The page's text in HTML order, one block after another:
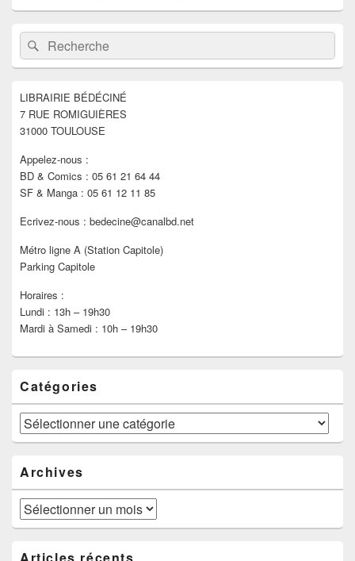
Zone
principale
de
widget
barre
latérale
Recherche :Rechercher
LIBRAIRIE BÉDÉCINÉ
7 RUE ROMIGUIÈRES
31000 TOULOUSE
Appelez-nous :
BD & Comics : 05 61 21 64 44
SF & Manga : 05 61 12 11 85
Ecrivez-nous : bedecine@canalbd.net
Métro ligne A (Station Capitole)
Parking Capitole
Horaires :
Lundi : 13h – 19h30
Mardi à Samedi : 10h – 19h30
Catégories
Catégories
Archives
Archives